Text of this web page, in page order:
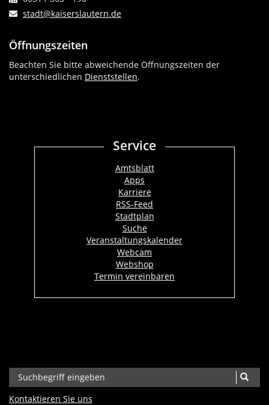
stadt@kaiserslautern.de
Öffnungszeiten
Beachten Sie bitte abweichende Öffnungszeiten der
unterschiedlichen Dienststellen.
Service
Amtsblatt
Apps
Karriere
RSS-Feed
Stadtplan
Suche
Veranstaltungskalender
Webcam
Webshop
Termin vereinbaren
Kontaktieren Sie uns